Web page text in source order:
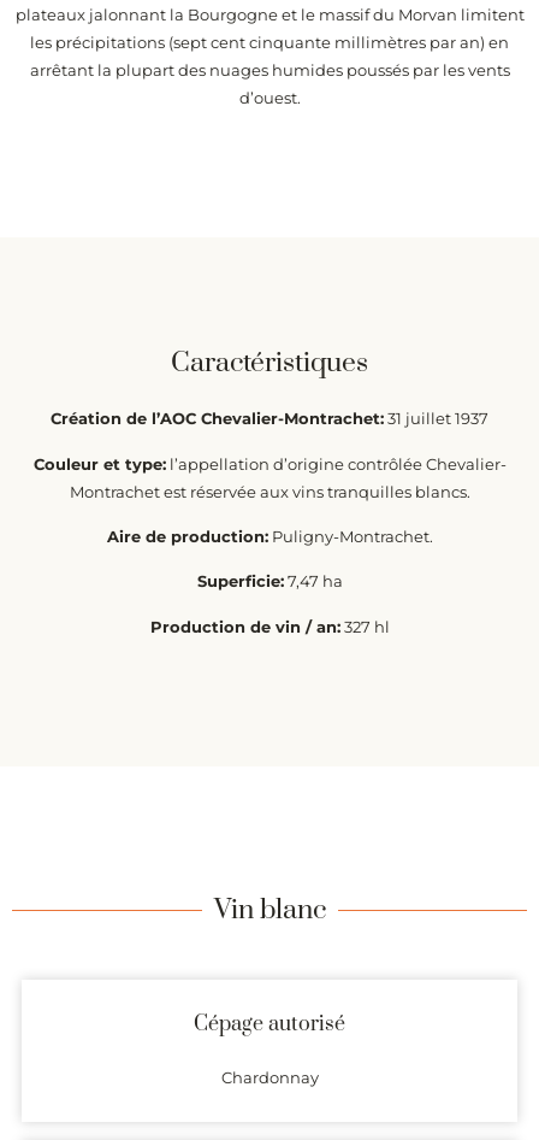
plateaux jalonnant la Bourgogne et le massif du Morvan limitent
les précipitations (sept cent cinquante millimètres par an) en
arrêtant la plupart des nuages humides poussés par les vents
d’ouest.
Caractéristiques
Création de l’AOC Chevalier-Montrachet:31 juillet 1937
Couleur et type:l’appellation d’origine contrôlée Chevalier-
Montrachet est réservée aux vins tranquilles blancs.
Aire de production:Puligny-Montrachet.
Superficie:7,47 ha
Production de vin / an:327 hl
Vin blanc
Cépage autorisé
Chardonnay